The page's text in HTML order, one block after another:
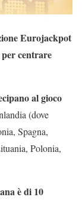
Eurojackpot
per centrare
al gioco
(dove
Spagna,
Polonia,
è di 10